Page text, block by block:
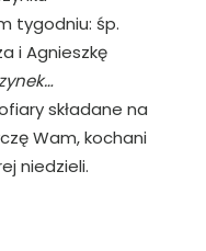
tygodniu: śp.
i Agnieszkę
składane na
Wam, kochani
niedzieli.